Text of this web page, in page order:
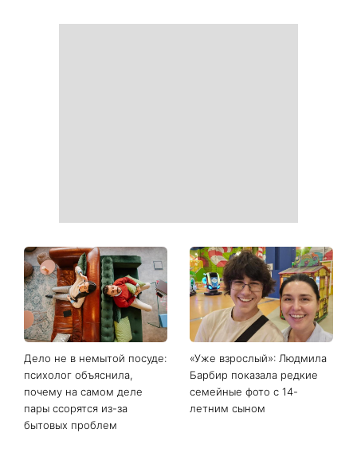
День ангела 9 августа:
Пантелеймон, Николай и
Сава среди именинников -
почему в этот день стоит
совершить доброе дело
Самый популярный летний
салат: готовим «Зеленую
богиню»